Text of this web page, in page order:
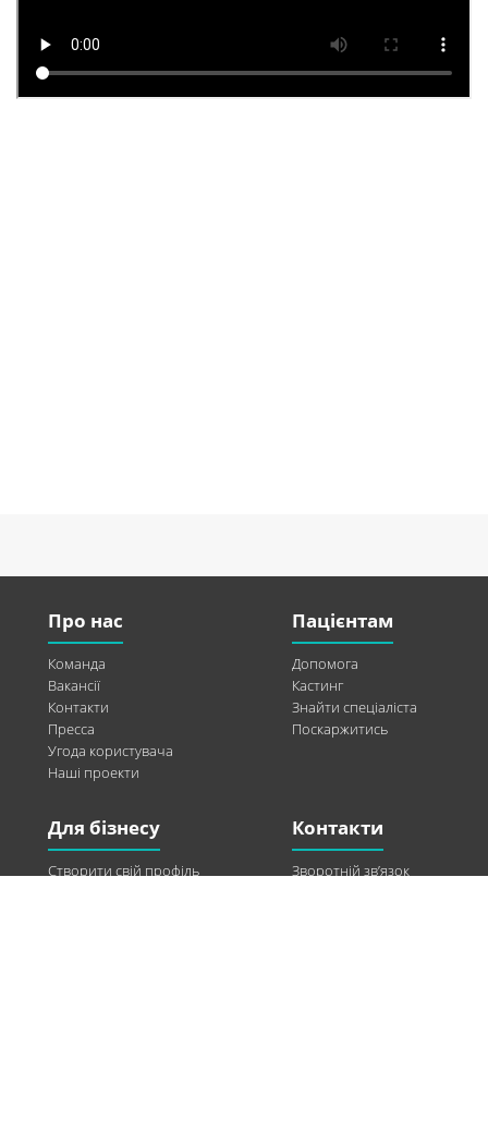
Про нас
Команда
Вакансії
Контакти
Пресса
Угода користувача
Наші проекти
Пацієнтам
Допомога
Кастинг
Знайти спеціаліста
Поскаржитись
Для бізнесу
Створити свій профіль
Контакти
Зворотній зв’язок